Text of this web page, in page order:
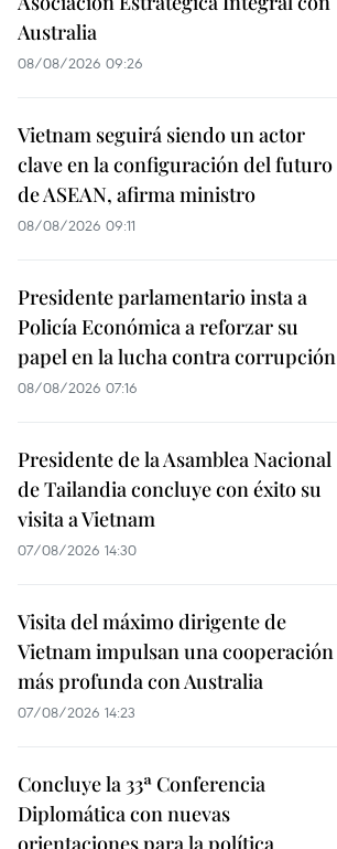
Australia
08/08/2026 09:26
Vietnam seguirá siendo un actor
clave en la configuración del futuro
de ASEAN, afirma ministro
08/08/2026 09:11
Presidente parlamentario insta a
Policía Económica a reforzar su
papel en la lucha contra corrupción
08/08/2026 07:16
Presidente de la Asamblea Nacional
de Tailandia concluye con éxito su
visita a Vietnam
07/08/2026 14:30
Visita del máximo dirigente de
Vietnam impulsan una cooperación
más profunda con Australia
07/08/2026 14:23
Concluye la 33ª Conferencia
Diplomática con nuevas
orientaciones para la política